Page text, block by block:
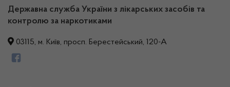
Державна служба України з лікарських засобів та
контролю за наркотиками
03115, м. Київ, просп. Берестейський, 120-А